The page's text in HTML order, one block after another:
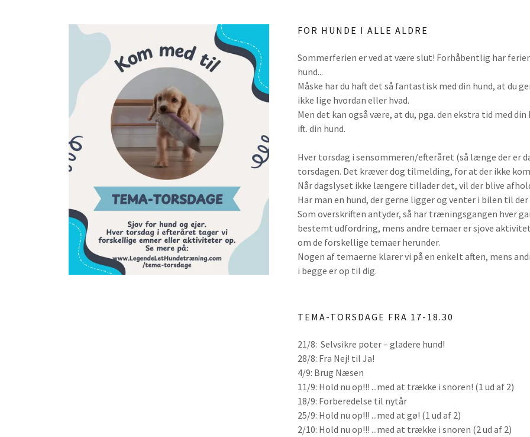
FOR HUNDE I ALLE ALDRE
Sommerferien er ved at være slut! Forhåbentlig har
hund...
Måske har du haft det så fantastisk med din hund, at du
ikke lige hvordan eller hvad.
Men det kan også være, at du, pga. den ekstra tid med
ift. din hund.
Hver torsdag i sensommeren/efteråret (så længe der er
torsdagen. Det kræver dog tilmelding, for at der ikke
Når dagslyset ikke længere tillader det, vil der blive
Har man en hund, der gerne ligger og venter i bilen til
Som overskriften antyder, så har træningsgangen hver
bestemt udfordring, mens andre temaer er sjove
om de forskellige temaer herunder.
Nogen af temaerne klarer vi på en enkelt aften, mens
i begge er op til dig.
TEMA-TORSDAGE FRA 17-18.30
21/8: Selvsikre poter – gladere hund!
28/8: Fra Nej! til Ja!
4/9: Brug Næsen
11/9: Hold nu op!!! ...med at trække i snoren! (1 ud af 2)
18/9: Forberedelse til nytår
25/9: Hold nu op!!! ...med at gø! (1 ud af 2)
2/10: Hold nu op!!! ...med at trække i snoren (2 ud af 2)